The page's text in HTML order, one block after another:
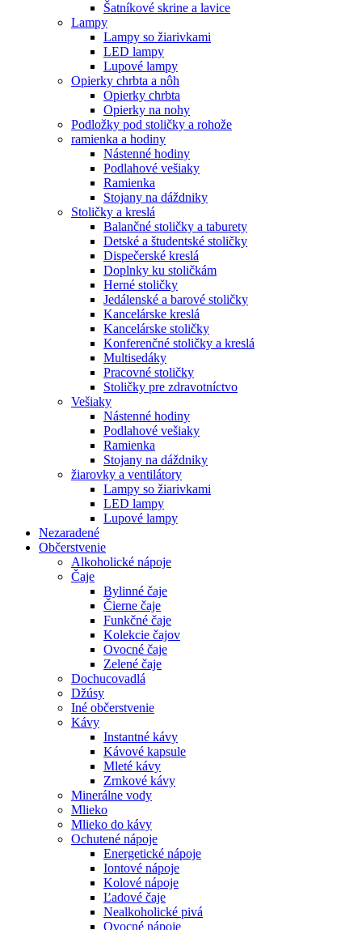
Šatníkové skrine a lavice
Lampy
Lampy so žiarivkami
LED lampy
Lupové lampy
Opierky chrbta a nôh
Opierky chrbta
Opierky na nohy
Podložky pod stoličky a rohože
ramienka a hodiny
Nástenné hodiny
Podlahové vešiaky
Ramienka
Stojany na dáždniky
Stoličky a kreslá
Balančné stoličky a taburety
Detské a študentské stoličky
Dispečerské kreslá
Doplnky ku stoličkám
Herné stoličky
Jedálenské a barové stoličky
Kancelárske kreslá
Kancelárske stoličky
Konferenčné stoličky a kreslá
Multisedáky
Pracovné stoličky
Stoličky pre zdravotníctvo
Vešiaky
Nástenné hodiny
Podlahové vešiaky
Ramienka
Stojany na dáždniky
žiarovky a ventilátory
Lampy so žiarivkami
LED lampy
Lupové lampy
Nezaradené
Občerstvenie
Alkoholické nápoje
Čaje
Bylinné čaje
Čierne čaje
Funkčné čaje
Kolekcie čajov
Ovocné čaje
Zelené čaje
Dochucovadlá
Džúsy
Iné občerstvenie
Kávy
Instantné kávy
Kávové kapsule
Mleté kávy
Zrnkové kávy
Minerálne vody
Mlieko
Mlieko do kávy
Ochutené nápoje
Energetické nápoje
Iontové nápoje
Kolové nápoje
Ľadové čaje
Nealkoholické pivá
Ovocné nápoje